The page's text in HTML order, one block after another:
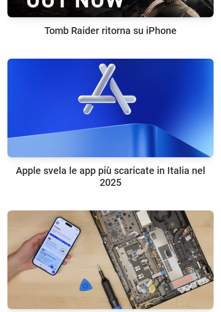
Tomb Raider ritorna su iPhone
Apple svela le app più scaricate in Italia nel
2025